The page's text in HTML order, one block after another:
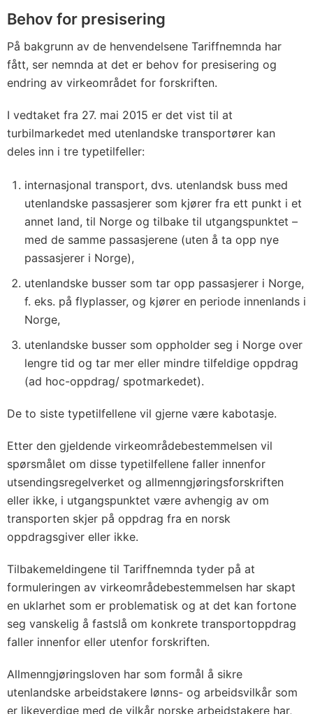
Behov for presisering
På bakgrunn av de henvendelsene Tariffnemnda har
fått, ser nemnda at det er behov for presisering og
endring av virkeområdet for forskriften.
I vedtaket fra 27. mai 2015 er det vist til at
turbilmarkedet med utenlandske transportører kan
deles inn i tre typetilfeller:
internasjonal transport, dvs. utenlandsk buss med
utenlandske passasjerer som kjører fra ett punkt i et
annet land, til Norge og tilbake til utgangspunktet –
med de samme passasjerene (uten å ta opp nye
passasjerer i Norge),
utenlandske busser som tar opp passasjerer i Norge,
f. eks. på flyplasser, og kjører en periode innenlands i
Norge,
utenlandske busser som oppholder seg i Norge over
lengre tid og tar mer eller mindre tilfeldige oppdrag
(ad hoc-oppdrag/ spotmarkedet).
De to siste typetilfellene vil gjerne være kabotasje.
Etter den gjeldende virkeområdebestemmelsen vil
spørsmålet om disse typetilfellene faller innenfor
utsendingsregelverket og allmenngjøringsforskriften
eller ikke, i utgangspunktet være avhengig av om
transporten skjer på oppdrag fra en norsk
oppdragsgiver eller ikke.
Tilbakemeldingene til Tariffnemnda tyder på at
formuleringen av virkeområdebestemmelsen har skapt
en uklarhet som er problematisk og at det kan fortone
seg vanskelig å fastslå om konkrete transportoppdrag
faller innenfor eller utenfor forskriften.
Allmenngjøringsloven har som formål å sikre
utenlandske arbeidstakere lønns- og arbeidsvilkår som
er likeverdige med de vilkår norske arbeidstakere har,